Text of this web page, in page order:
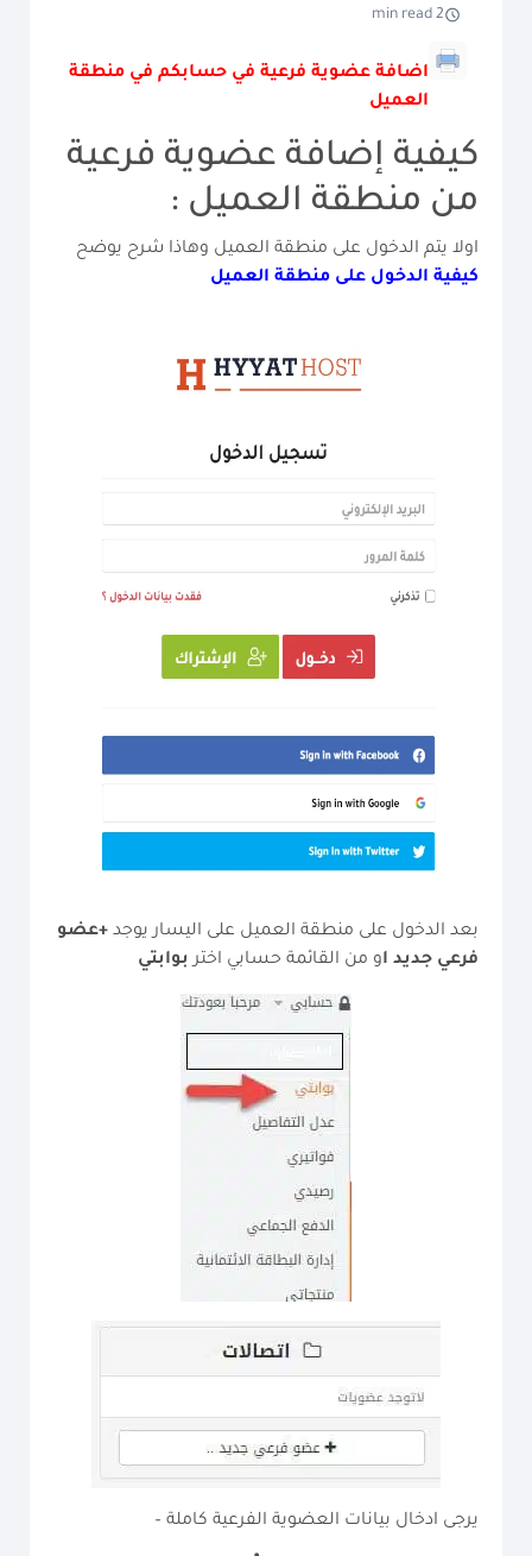
اضافة عضوية فرعية في حسابكم في منطقة
العميل
كيفية إضافة عضوية فرعية
من منطقة العميل :
اولا يتم الدخول على منطقة العميل وهاذا شرح يوضح
كيفية الدخول على منطقة العميل
بعد الدخول على منطقة العميل على اليسار يوجد+عضو
فرعي جديد او من القائمة حسابي اختربوابتي
يرجى ادخال بيانات العضوية الفرعية كاملة –